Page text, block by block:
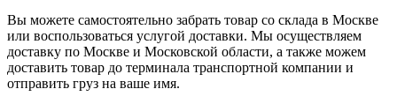
Вы можете самостоятельно забрать товар со склада в Москве
или воспользоваться услугой доставки. Мы осуществляем
доставку по Москве и Московской области, а также можем
доставить товар до терминала транспортной компании и
отправить груз на ваше имя.